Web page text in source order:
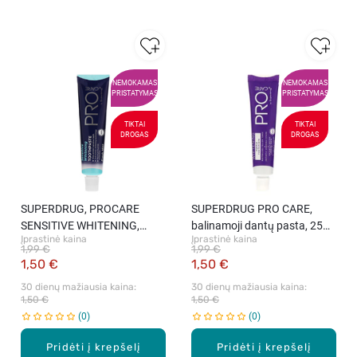
NEMOKAMAS
PRISTATYMAS
TIKTAI
DROGAS
Pridėti į krepšelį
SUPERDRUG, PROCARE
SENSITIVE WHITENING,
balinamoji pasta jautriems
dantims, 1 vnt.
Įprastinė kaina
1,50 €
1,99 €
30 dienų mažiausia kaina:
1,50 €
0
NEMOKAMAS
PRISTATYMAS
TIKTAI
DROGAS
Pridėti į krepšelį
SUPERDRUG PRO CARE,
balinamoji dantų pasta, 25
ml.
Įprastinė kaina
1,50 €
1,99 €
30 dienų mažiausia kaina:
1,50 €
0